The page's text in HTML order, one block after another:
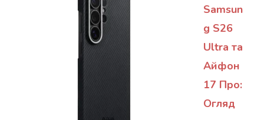
Samsun
g S26
Ultra та
Айфон
17 Про:
Огляд